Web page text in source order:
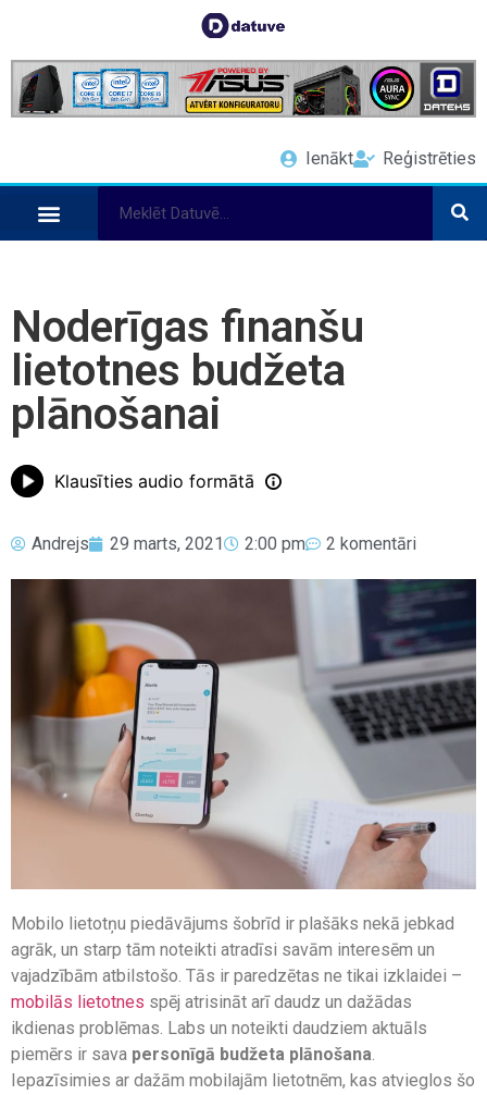
Ienākt Reģistrēties
Noderīgas finanšu
lietotnes budžeta
plānošanai
Klausīties audio formātā
Andrejs 29 marts, 2021 2:00 pm 2 komentāri
Mobilo lietotņu piedāvājums šobrīd ir plašāks nekā jebkad
agrāk, un starp tām noteikti atradīsi savām interesēm un
vajadzībām atbilstošo. Tās ir paredzētas ne tikai izklaidei –
mobilās lietotnes spēj atrisināt arī daudz un dažādas
ikdienas problēmas. Labs un noteikti daudziem aktuāls
piemērs ir sava personīgā budžeta plānošana.
Iepazīsimies ar dažām mobilajām lietotnēm, kas atvieglos šo